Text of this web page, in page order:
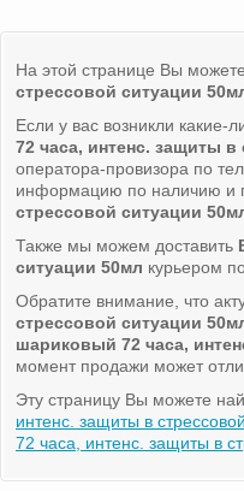
На этой странице Вы можете
стрессовой ситуации
Если у вас возникли какие-
72 часа, интенс. защиты
оператора-провизора по
информацию по наличию и
стрессовой ситуации
Также мы можем доставить
ситуации 50мл курьером
Обратите внимание, что
стрессовой ситуации
шариковый 72 часа,
момент продажи может
Эту страницу Вы можете
интенс. защиты в
72 часа, интенс. защиты в